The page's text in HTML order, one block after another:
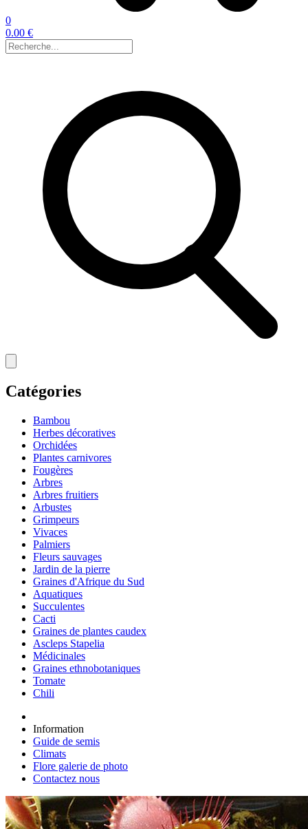
0
0.00 €
Catégories
Bambou
Herbes décoratives
Orchidées
Plantes carnivores
Fougères
Arbres
Arbres fruitiers
Arbustes
Grimpeurs
Vivaces
Palmiers
Fleurs sauvages
Jardin de la pierre
Graines d'Afrique du Sud
Aquatiques
Succulentes
Cacti
Graines de plantes caudex
Ascleps Stapelia
Médicinales
Graines ethnobotaniques
Tomate
Chili
Information
Guide de semis
Climats
Flore galerie de photo
Contactez nous